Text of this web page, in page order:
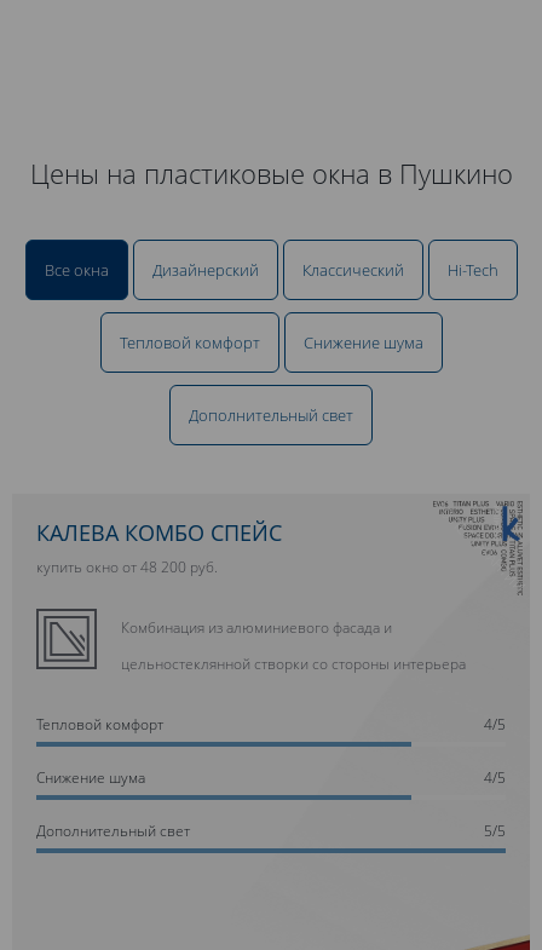
Цены на пластиковые окна в Пушкино
Все окна Дизайнерский Классический Hi-Tech
Тепловой комфорт Снижение шума
Дополнительный свет
10 ЛЕТ ГАРАНТИИ
КАЛЕВА КОМБО СПЕЙС
купить окно от 48 200 руб.
Комбинация из алюминиевого фасада и
цельностеклянной створки со стороны интерьера
Тепловой комфорт 4/5
Cнижение шума 4/5
Дополнительный свет 5/5